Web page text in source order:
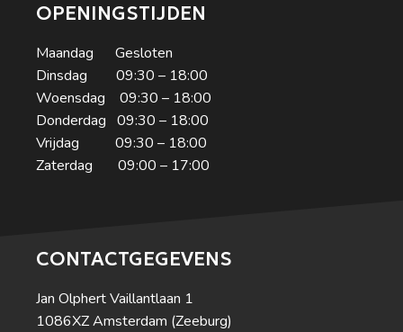
OPENINGSTIJDEN
Maandag Gesloten
Dinsdag 09:30 – 18:00
Woensdag 09:30 – 18:00
Donderdag 09:30 – 18:00
Vrijdag 09:30 – 18:00
Zaterdag 09:00 – 17:00
CONTACTGEGEVENS
Jan Olphert Vaillantlaan 1
1086XZ Amsterdam (Zeeburg)